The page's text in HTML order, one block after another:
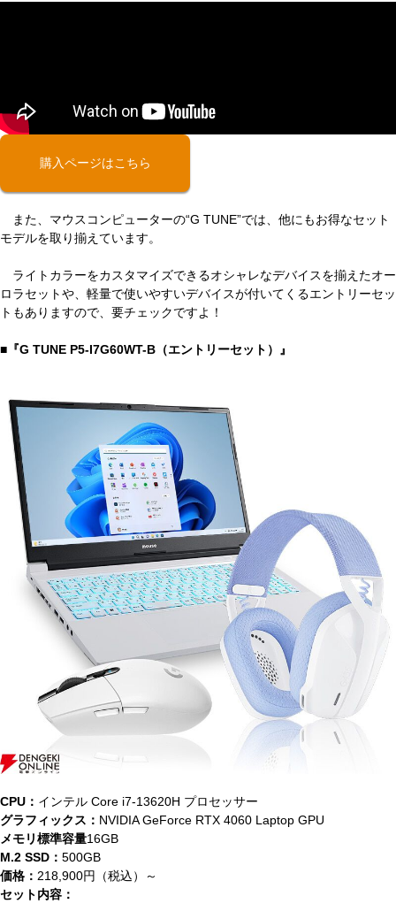
購入ページはこちら
また、マウスコンピューターの“G TUNE”では、他にもお得なセット
モデルを取り揃えています。
ライトカラーをカスタマイズできるオシャレなデバイスを揃えたオー
ロラセットや、軽量で使いやすいデバイスが付いてくるエントリーセッ
トもありますので、要チェックですよ！
■『G TUNE P5-I7G60WT-B（エントリーセット）』
CPU： インテル Core i7-13620H プロセッサー
グラフィックス： NVIDIA GeForce RTX 4060 Laptop GPU
メモリ標準容量16GB
M.2 SSD： 500GB
価格： 218,900円（税込）～
セット内容：